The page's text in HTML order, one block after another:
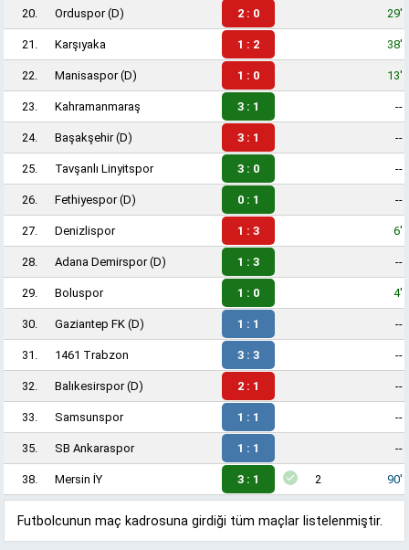
20. Orduspor(D) 2 : 0 29'
21. Karşıyaka 1 : 2 38'
22. Manisaspor(D) 1 : 0 13'
23. Kahramanmaraş 3 : 1 --
24. Başakşehir(D) 3 : 1 --
25. Tavşanlı Linyitspor 3 : 0 --
26. Fethiyespor(D) 0 : 1 --
27. Denizlispor 1 : 3 6'
28. Adana Demirspor(D) 1 : 3 --
29. Boluspor 1 : 0 4'
30. Gaziantep FK (D) 1 : 1 --
31. 1461 Trabzon 3 : 3 --
32. Balıkesirspor(D) 2 : 1 --
33. Samsunspor 1 : 1 --
35. SB Ankaraspor 1 : 1 --
38. Mersin İY 3 : 1 2 90'
Futbolcunun maç kadrosuna girdiği tüm maçlar listelenmiştir.